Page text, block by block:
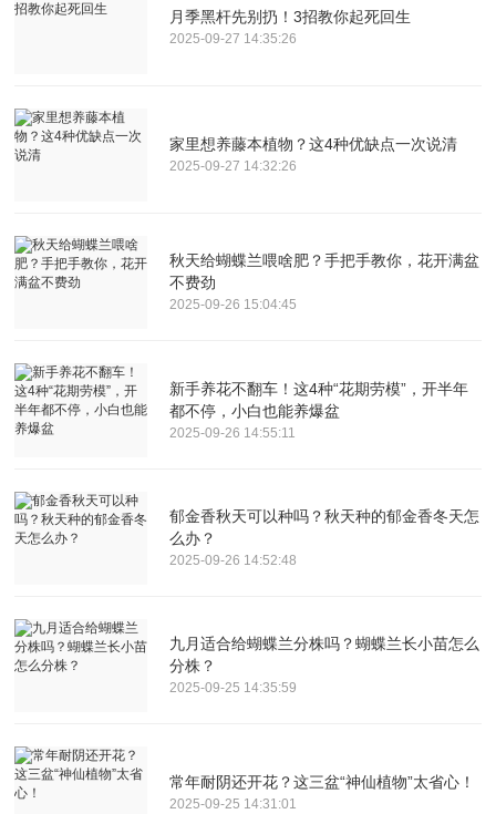
月季黑杆先别扔！3招教你起死回生
2025-09-27 14:35:26
家里想养藤本植物？这4种优缺点一次说清
2025-09-27 14:32:26
秋天给蝴蝶兰喂啥肥？手把手教你，花开满盆
不费劲
2025-09-26 15:04:45
新手养花不翻车！这4种“花期劳模”，开半年
都不停，小白也能养爆盆
2025-09-26 14:55:11
郁金香秋天可以种吗？秋天种的郁金香冬天怎
么办？
2025-09-26 14:52:48
九月适合给蝴蝶兰分株吗？蝴蝶兰长小苗怎么
分株？
2025-09-25 14:35:59
常年耐阴还开花？这三盆“神仙植物”太省心！
2025-09-25 14:31:01